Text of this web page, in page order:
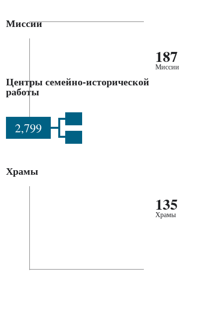
Миссии
187
Миссии
Центры семейно-исторической
работы
2,799
Храмы
135
Храмы